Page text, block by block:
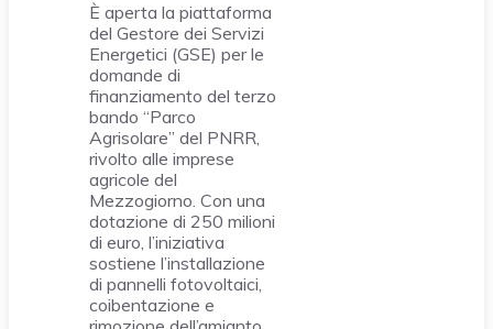
È aperta la piattaforma
del Gestore dei Servizi
Energetici (GSE) per le
domande di
finanziamento del terzo
bando “Parco
Agrisolare” del PNRR,
rivolto alle imprese
agricole del
Mezzogiorno. Con una
dotazione di 250 milioni
di euro, l’iniziativa
sostiene l’installazione
di pannelli fotovoltaici,
coibentazione e